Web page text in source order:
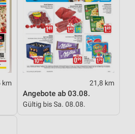
km 21,8 km
Angebote ab 03.08.
Gültig bis Sa. 08.08.